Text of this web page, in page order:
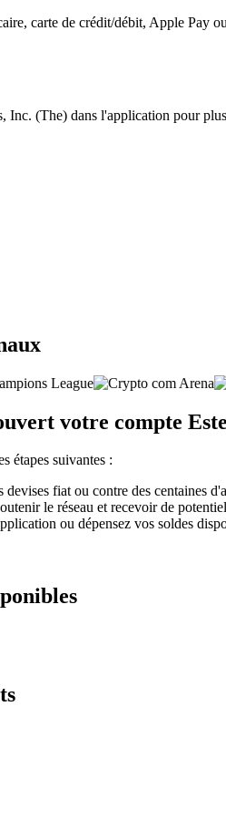
carte de crédit/débit, Apple Pay
Inc. (The) dans l'application pour
votre compte
étapes suivantes :
devises fiat ou contre des centaines
le réseau et recevoir de
ou dépensez vos soldes